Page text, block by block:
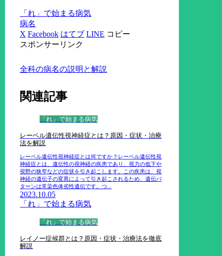
「れ」で始まる病気
病名
X Facebook はてブ LINE コピー
スポンサーリンク
全科の病名の説明と解説
関連記事
「れ」で始まる病気
レーベル遺伝性視神経症とは？原因・症状・治療
法を解説
レーベル遺伝性視神経症とは何ですか？レーベル遺伝性視
神経症とは、遺伝性の視神経の疾患であり、視力の低下や
視野の狭窄などの症状を引き起こします。この疾患は、視
神経の遺伝子の変異によって引き起こされるため、遺伝パ
ターンは常染色体劣性遺伝です。つ...
2023.10.05
「れ」で始まる病気
「れ」で始まる病気
レイノー症候群とは？原因・症状・治療法を徹底
解説